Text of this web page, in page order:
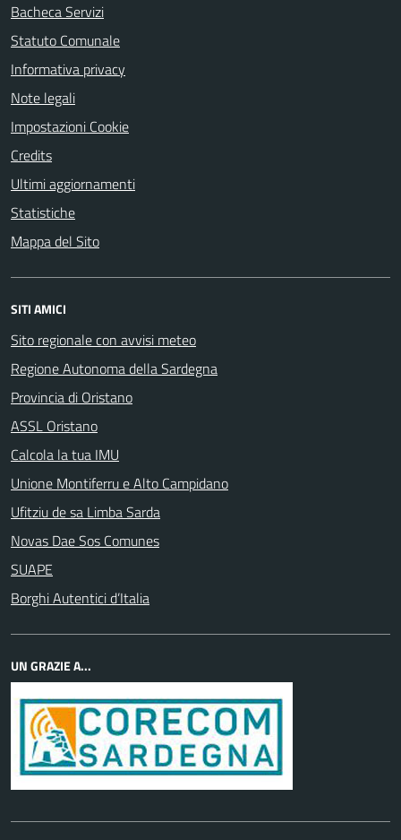
Bacheca Servizi
Statuto Comunale
Informativa privacy
Note legali
Impostazioni Cookie
Credits
Ultimi aggiornamenti
Statistiche
Mappa del Sito
SITI AMICI
Sito regionale con avvisi meteo
Regione Autonoma della Sardegna
Provincia di Oristano
ASSL Oristano
Calcola la tua IMU
Unione Montiferru e Alto Campidano
Ufitziu de sa Limba Sarda
Novas Dae Sos Comunes
SUAPE
Borghi Autentici d’Italia
UN GRAZIE A...